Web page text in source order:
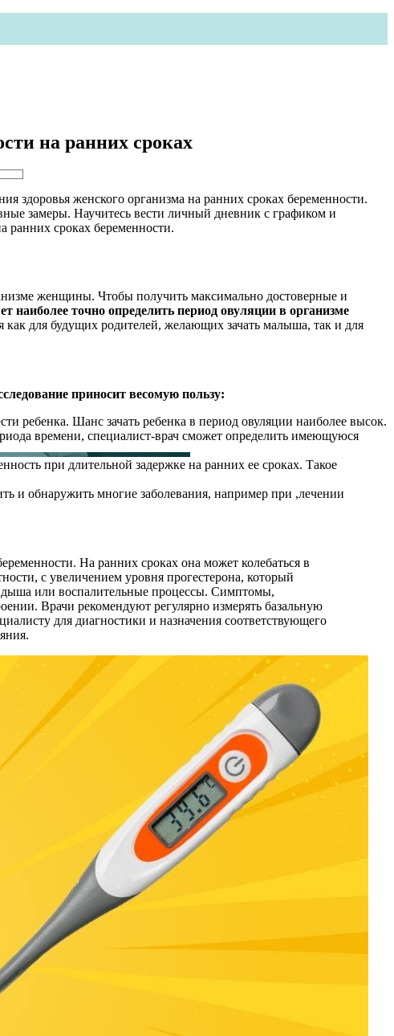
на ранних сроках
здоровья женского организма на ранних сроках беременности.
замеры. Научитесь вести личный дневник с графиком и
ранних сроках беременности.
женщины. Чтобы получить максимально достоверные и
наиболее точно определить период овуляции в организме
для будущих родителей, желающих зачать малыша, так и для
приносит весомую пользу:
ребенка. Шанс зачать ребенка в период овуляции наиболее высок.
времени, специалист-врач сможет определить имеющуюся
при длительной задержке на ранних ее сроках. Такое
и обнаружить многие заболевания, например при ,лечении
На ранних сроках она может колебаться в
с увеличением уровня прогестерона, который
или воспалительные процессы. Симптомы,
Врачи рекомендуют регулярно измерять базальную
для диагностики и назначения соответствующего